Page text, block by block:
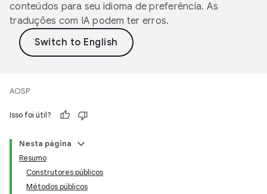
conteúdos para seu idioma de preferência. As
traduções com IA podem ter erros.
AOSP
Isso foi útil?
Nesta página
Resumo
Construtores públicos
Métodos públicos